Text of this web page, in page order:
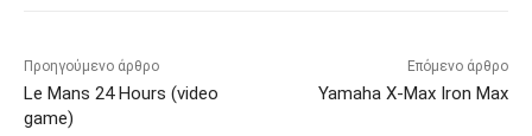
Προηγούμενο άρθρο
Le Mans 24 Hours (video
game)
Επόμενο άρθρο
Yamaha X-Max Iron Max